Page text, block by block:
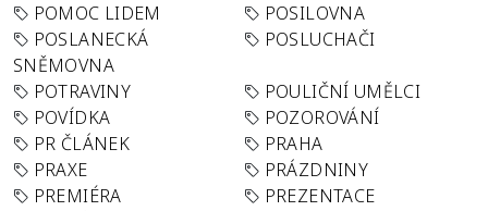
POMOC LIDEM
POSILOVNA
POSLANECKÁ
SNĚMOVNA
POSLUCHAČI
POTRAVINY
POULIČNÍ UMĚLCI
POVÍDKA
POZOROVÁNÍ
PR ČLÁNEK
PRAHA
PRAXE
PRÁZDNINY
PREMIÉRA
PREZENTACE